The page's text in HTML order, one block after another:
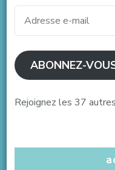
ABONNEZ-
Rejoignez les 37